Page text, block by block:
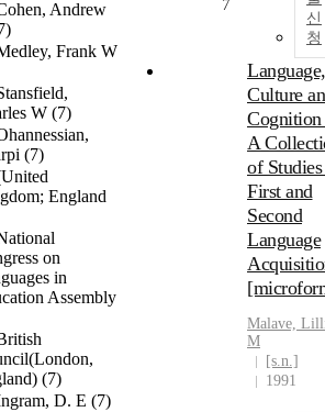
Andrew
Frank W
W (7)
(7)
England
on
in
Assembly
(7)
D. E (7)
신
청
7
Language,
Culture
Cognition
A
of
First and
Second
Language
Malave,
M
[s.n.]
1991